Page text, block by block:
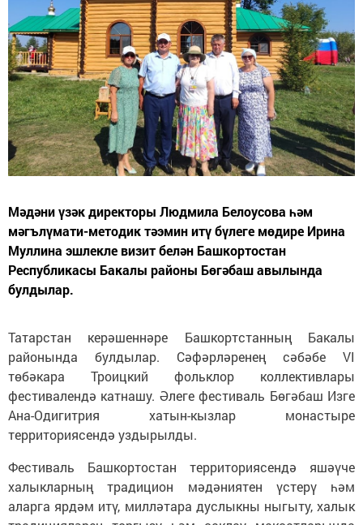
Мәдәни үзәк директоры Людмила Белоусова һәм
мәгълүмати-методик тәэмин итү бүлеге мөдире Ирина
Муллина эшлекле визит белән Башкортостан
Республикасы Бакалы районы Бөгәбаш авылында
булдылар.
Татарстан керәшеннәре Башкортстанның Бакалы
районында булдылар. Сәфәрләренең сәбәбе VI
төбәкара Троицкий фольклор коллективлары
фестивалендә катнашу. Әлеге фестиваль Бөгәбаш Изге
Ана-Одигитрия хатын-кызлар монастыре
территориясендә уздырылды.
Фестиваль Башкортостан территориясендә яшәүче
халыкларның традицион мәдәниятен үстерү һәм
аларга ярдәм итү, милләтара дуслыкны ныгыту, халык